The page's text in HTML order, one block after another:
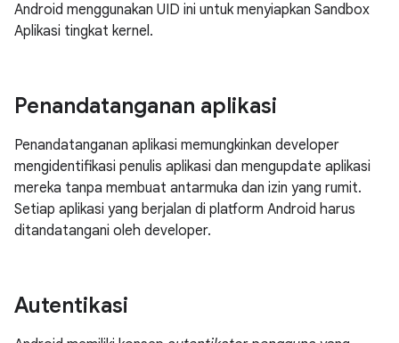
Android menggunakan UID ini untuk menyiapkan Sandbox
Aplikasi tingkat kernel.
Penandatanganan aplikasi
Penandatanganan aplikasi memungkinkan developer
mengidentifikasi penulis aplikasi dan mengupdate aplikasi
mereka tanpa membuat antarmuka dan izin yang rumit.
Setiap aplikasi yang berjalan di platform Android harus
ditandatangani oleh developer.
Autentikasi